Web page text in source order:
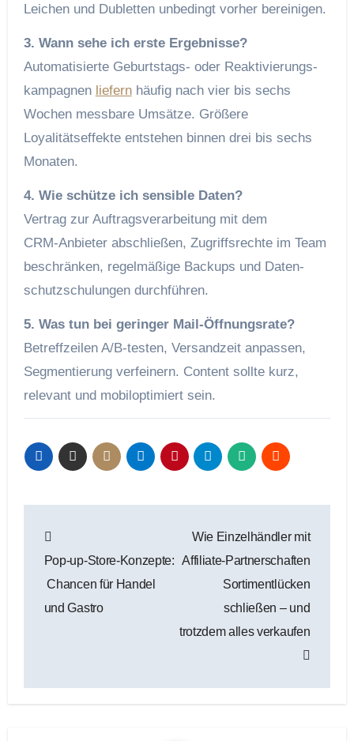
Leichen und Dubletten unbedingt vorher bereinigen.
3. Wann sehe ich erste Ergebnisse?
Automatisierte Geburtstags‑ oder Reaktivierungs­
kampagnen liefernhäufig nach vier bis sechs
Wochen messbare Umsätze. Größere
Loyalitätseffekte entstehen binnen drei bis sechs
Monaten.
4. Wie schütze ich sensible Daten?
Vertrag zur Auftrags­verarbeitung mit dem
CRM‑Anbieter abschließen, Zugriffs­rechte im Team
beschränken, regelmäßige Backups und Daten­
schutz­schulungen durchführen.
5. Was tun bei geringer Mail‑Öffnungsrate?
Betreffzeilen A/B‑testen, Versandzeit anpassen,
Segmentierung verfeinern. Content sollte kurz,
relevant und mobil­optimiert sein.
Pop‑up‑Store‑Konzepte:
Chancen für Handel
und Gastro
Wie Einzelhändler mit
Affiliate‑Partnerschaften
Sortimentlücken
schließen – und
trotzdem alles verkaufen